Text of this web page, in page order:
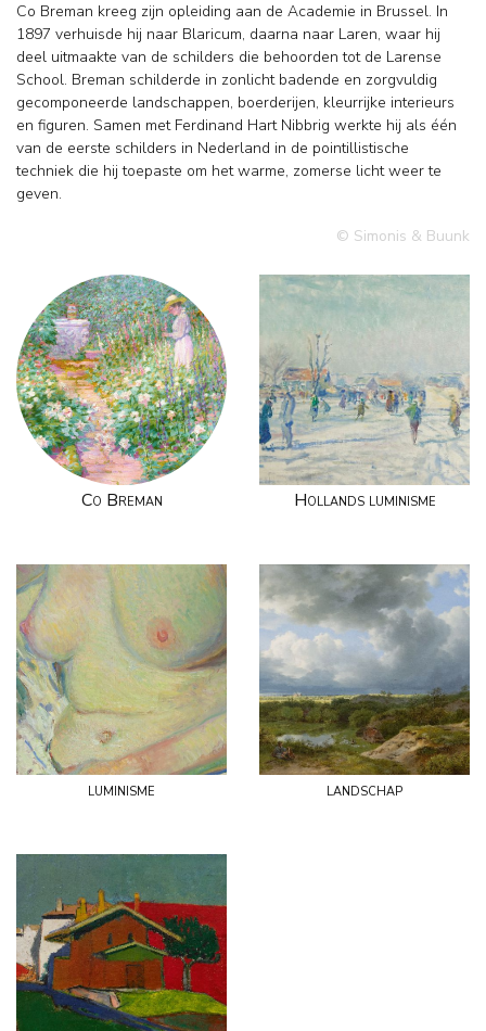
Co Breman kreeg zijn opleiding aan de Academie in Brussel. In
1897 verhuisde hij naar Blaricum, daarna naar Laren, waar hij
deel uitmaakte van de schilders die behoorden tot de Larense
School. Breman schilderde in zonlicht badende en zorgvuldig
gecomponeerde landschappen, boerderijen, kleurrijke interieurs
en figuren. Samen met Ferdinand Hart Nibbrig werkte hij als één
van de eerste schilders in Nederland in de pointillistische
techniek die hij toepaste om het warme, zomerse licht weer te
geven.
© Simonis & Buunk
Co Breman Hollands luminisme
luminisme landschap